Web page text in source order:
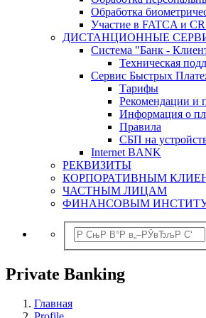
Обработка
Участие в FATCA и
ДИСТАНЦИОННЫЕ
Система "Банк -
Техническая
Сервис Быстрых
Тарифы
Рекомендации и
Информация о
Правила
СБП на
Internet BANK
РЕКВИЗИТЫ
КОРПОРАТИВНЫМ
ЧАСТНЫМ ЛИЦАМ
ФИНАНСОВЫМ
Private Banking
Главная